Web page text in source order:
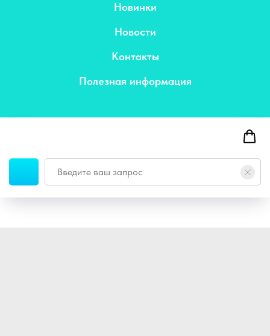
Новинки
Новости
Контакты
Полезная информация